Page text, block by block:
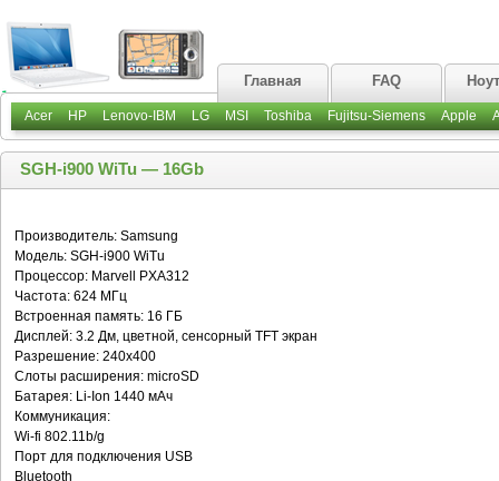
Главная FAQ
Acer HP Lenovo-IBM LG MSI Toshiba Fujitsu-Siemens Apple
SGH-i900 WiTu — 16Gb
Производитель: Samsung
Модель: SGH-i900 WiTu
Процессор: Marvell PXA312
Частота: 624 МГц
Встроенная память: 16 ГБ
Дисплей: 3.2 Дм, цветной, сенсорный TFT экран
Разрешение: 240x400
Слоты расширения: microSD
Батарея: Li-Ion 1440 мАч
Коммуникация:
Wi-fi 802.11b/g
Порт для подключения USB
Bluetooth